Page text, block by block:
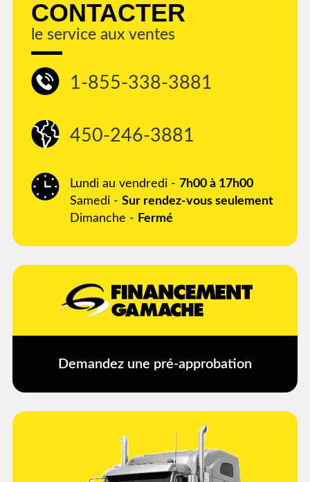
CONTACTER
le service aux ventes
1-855-338-3881
450-246-3881
Lundi au vendredi - 7h00 à 17h00
Samedi - Sur rendez-vous seulement
Dimanche - Fermé
Demandez une pré-approbation